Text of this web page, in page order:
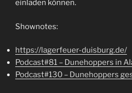
einladen können.
Shownotes:
https://lagerfeuer-duisburg.de/
Podcast#81 – Dunehoppers in
Podcast#130 – Dunehoppers